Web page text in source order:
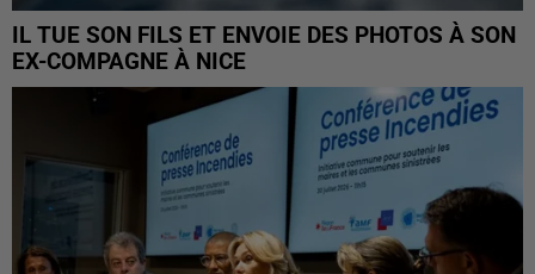
IL TUE SON FILS ET ENVOIE DES PHOTOS À SON
EX-COMPAGNE À NICE